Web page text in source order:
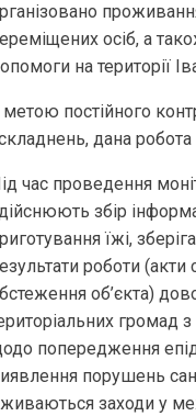
осіб, а
на території
постійного
дана
час проведення
збір
їжі,
роботи (акти
об’єкта)
громад
попередження
порушень
заходи у